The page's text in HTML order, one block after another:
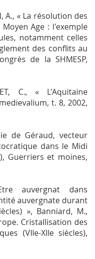
A., « La résolution des
Age : l'exemple
notamment celles
des conflits au
de la SHMESP,
C., « L'Aquitaine
, t. 8, 2002,
de Géraud, vecteur
dans le Midi
Guerriers et moines,
auvergnat dans
auvergnate durant
», Banniard, M.,
Cristallisation des
(VIIe-XIIe siècles),